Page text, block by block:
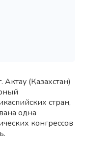
(Казахстан)
стран,
одна
конгрессов
⠀